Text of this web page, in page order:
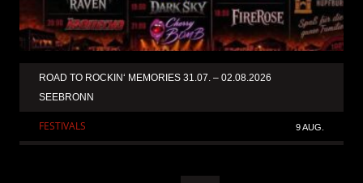
ROAD TO ROCKIN‘ MEMORIES 31.07. – 02.08.2026
SEEBRONN
FESTIVALS 9 AUG.